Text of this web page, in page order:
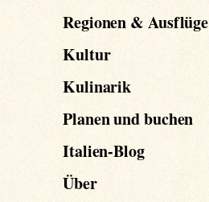
Regionen & Ausflüge
Kultur
Kulinarik
Planen und buchen
Italien-Blog
Über